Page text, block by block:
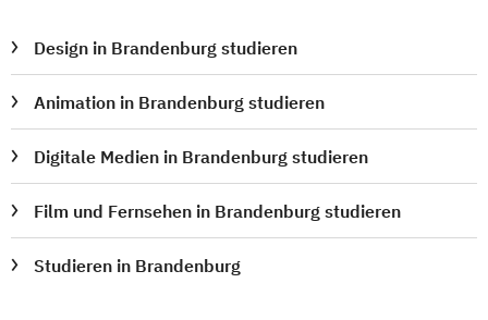
Design in Brandenburg studieren
Animation in Brandenburg studieren
Digitale Medien in Brandenburg studieren
Film und Fernsehen in Brandenburg studieren
Studieren in Brandenburg